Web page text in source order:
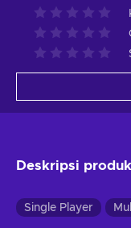
Deskripsi produk
Single Player